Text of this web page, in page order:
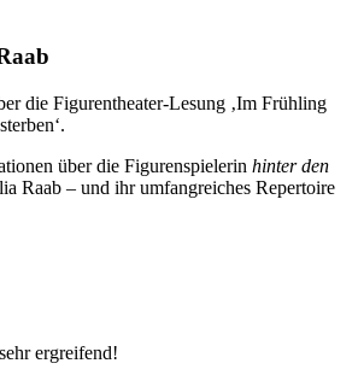
die Figurentheater-Lesung ‚Im Frühling
über die Figurenspielerin hinter den
Raab – und ihr umfangreiches Repertoire
ergreifend!